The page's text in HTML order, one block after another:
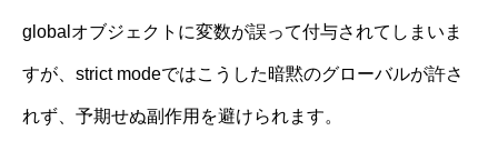
globalオブジェクトに変数が誤って付与されてしまいま
すが、strict modeではこうした暗黙のグローバルが許さ
れず、予期せぬ副作用を避けられます。